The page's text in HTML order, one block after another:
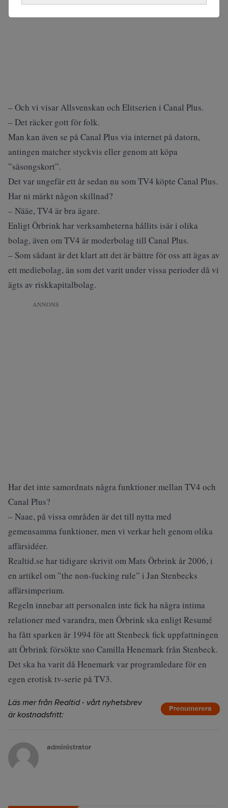
– Och vi visar Allsvenskan och Elitserien i Canal Plus.
– Det räcker gott för folk.
Man kan även se på Canal Plus via internet på datorn,
antingen matcher styckvis eller genom att köpa
”säsongskort”.
Det var ungefär ett år sedan nu som TV4 köpte Canal Plus.
Har ni märkt någon skillnad?
– Nääe, TV4 är bra ägare.
Enligt Örbrink har verksamheterna hållits isär i olika
bolag, även om TV4 är moderbolag till Canal Plus.
– Som sådant är det klart att det är bättre för oss att ägas av
ett mediebolag, än som det varit under vissa perioder då vi
ägts av riskkapitalbolag.
ANNONS
Har det inte samordnats några funktioner mellan TV4 och
Canal Plus?
– Naae, på vissa områden är det till nytta med
gemensamma funktioner, men vi verkar helt genom olika
affärsidéer.
Realtid.se har tidigare skrivit om Mats Örbrink år 2006, i
en artikel om ”the non-fucking rule” i Jan Stenbecks
affärsimperium.
Regeln innebar att personalen inte fick ha några intima
relationer med varandra, men Örbrink ska enligt Resumé
ha fått sparken år 1994 för att Stenbeck fick uppfattningen
att Örbrink försökte sno Camilla Henemark från Stenbeck.
Det ska ha varit då Henemark var programledare för en
egen erotisk tv-serie på TV3.
Läs mer från Realtid - vårt nyhetsbrev
är kostnadsfritt:
Prenumerera
administrator